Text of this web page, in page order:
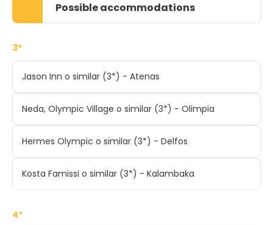
Possible accommodations
3*
Jason Inn o similar (3*) - Atenas
Neda, Olympic Village o similar (3*) - Olimpia
Hermes Olympic o similar (3*) - Delfos
Kosta Famissi o similar (3*) - Kalambaka
4*